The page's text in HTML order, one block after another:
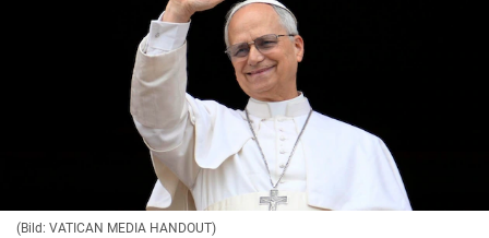
© Krone Multimedia GmbH & Co KG 2026
Muthgasse 2, 1190 Wien
(Bild: VATICAN MEDIA HANDOUT)